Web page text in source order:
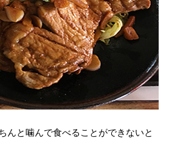
んと噛んで食べることができないと